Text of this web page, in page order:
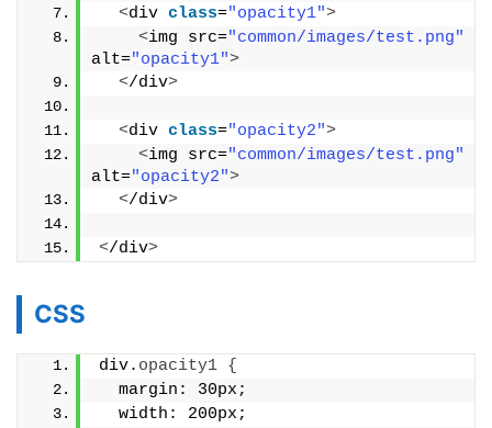
<div class="opacity1">
<img src="common/images/test.png"
alt="opacity1">
</div>
<div class="opacity2">
<img src="common/images/test.png"
alt="opacity2">
</div>
</div>
CSS
div. opacity1 {
  margin: 30px;
  width: 200px;